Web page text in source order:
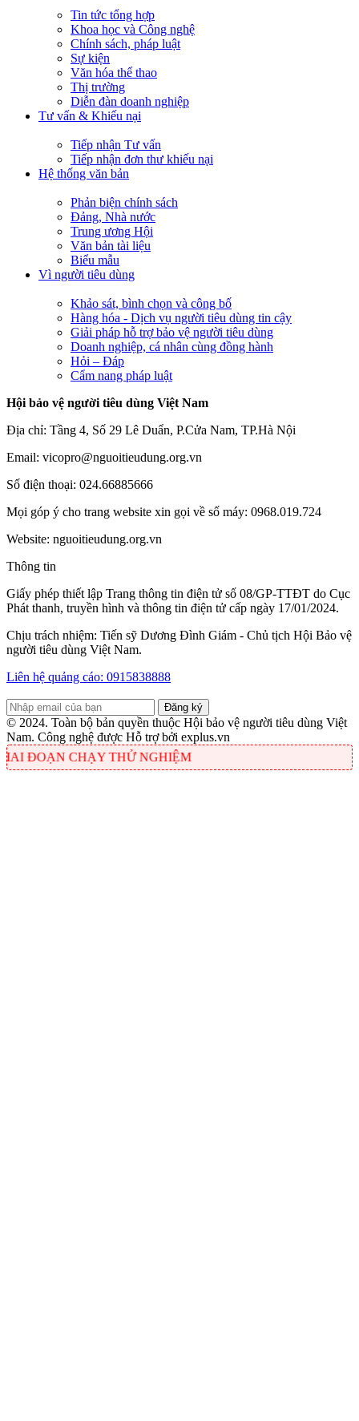
Tin tức tổng hợp
Khoa học và Công nghệ
Chính sách, pháp luật
Sự kiện
Văn hóa thể thao
Thị trường
Diễn đàn doanh nghiệp
Tư vấn & Khiếu nại
Tiếp nhận Tư vấn
Tiếp nhận đơn thư khiếu nại
Hệ thống văn bản
Phản biện chính sách
Đảng, Nhà nước
Trung ương Hội
Văn bản tài liệu
Biểu mẫu
Vì người tiêu dùng
Khảo sát, bình chọn và công bố
Hàng hóa - Dịch vụ người tiêu dùng tin cậy
Giải pháp hỗ trợ bảo vệ người tiêu dùng
Doanh nghiệp, cá nhân cùng đồng hành
Hỏi – Đáp
Cẩm nang pháp luật
Hội bảo vệ người tiêu dùng Việt Nam
Địa chỉ: Tầng 4, Số 29 Lê Duẩn, P.Cửa Nam, TP.Hà Nội
Email: vicopro@nguoitieudung.org.vn
Số điện thoại: 024.66885666
Mọi góp ý cho trang website xin gọi về số máy: 0968.019.724
Website: nguoitieudung.org.vn
Thông tin
Giấy phép thiết lập Trang thông tin điện tử số 08/GP-TTĐT do Cục
Phát thanh, truyền hình và thông tin điện tử cấp ngày 17/01/2024.
Chịu trách nhiệm: Tiến sỹ Dương Đình Giám - Chủ tịch Hội Bảo vệ
người tiêu dùng Việt Nam.
Liên hệ quảng cáo: 0915838888
© 2024. Toàn bộ bản quyền thuộc Hội bảo vệ người tiêu dùng Việt
Nam. Công nghệ được Hỗ trợ bởi explus.vn
CHẠY THỬ NGHIỆM